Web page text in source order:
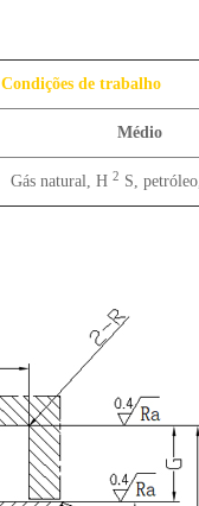
Condições de trabalho
Médio
Gás natural, H 2 S,